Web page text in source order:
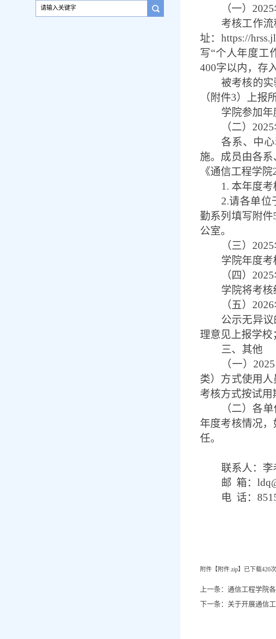
（一） 2025
考核工作
址： https://
写“个人年度工
400字以内，存
被考核的实
（附件3）上报
学院参加年
（二） 2025
各系、中
施。成员由各
《通信工程学院
1. 本年度考
2.请各单位
勤系列填写附件
公室。
（三） 2025
学院年度
（四） 2025
学院将考
（五） 2026
公示无异
理意见上报学校
三、其他
（一） 2025
类）方式使用
考核方式按试用
（二）各
年度考核情况
任。
联系人：李
邮 箱：
电 话：
附件【 附件.zip】已下载420次
上一条： 通信工程学院
下一条： 关于开展通信